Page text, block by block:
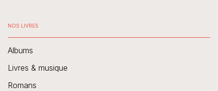
NOS LIVRES
Albums
Livres & musique
Romans